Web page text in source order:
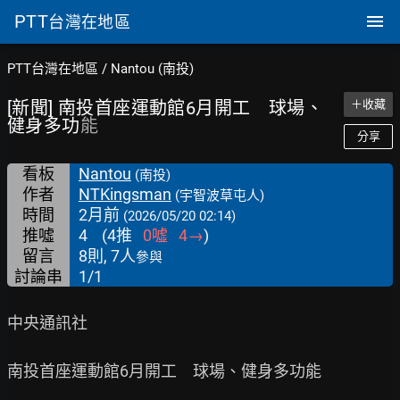
PTT台灣在地區
PTT台灣在地區 / Nantou (南投)
[新聞] 南投首座運動館6月開工 球場、
健身多功能
＋收藏
分享
看板 Nantou (南投)
作者 NTKingsman (宇智波草屯人)
時間 2月前 (2026/05/20 02:14)
推噓 4 (4推 0噓 4→)
留言
8則, 7人參與
討論串 1/1
中央通訊社
南投首座運動館6月開工　球場、健身多功能